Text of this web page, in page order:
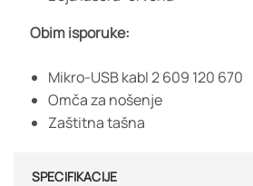
Obim isporuke:
Mikro-USB kabl2 609 120 670
Omča za nošenje
Zaštitna tašna
SPECIFIKACIJE